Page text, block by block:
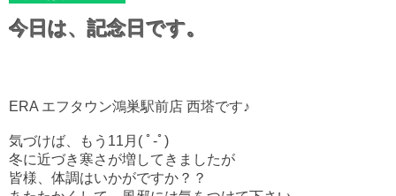
今日は、記念日です。
ERA エフタウン鴻巣駅前店 西塔です♪
気づけば、もう11月( ﾟ-ﾟ)
冬に近づき寒さが増してきましたが
皆様、体調はいかがですか？？